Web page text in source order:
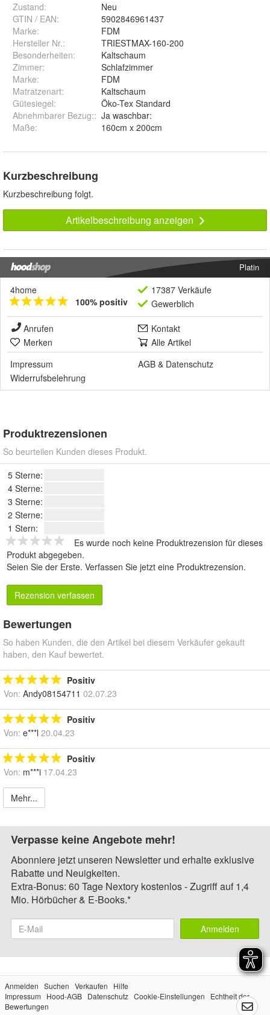
Zustand:
Neu
GTIN / EAN:
5902846961437
Marke:
FDM
Hersteller Nr.:
TRIESTMAX-160-200
Besonderheiten:
Kaltschaum
Zimmer:
Schlafzimmer
Marke:
FDM
Matratzenart:
Kaltschaum
Gütesiegel:
Öko-Tex Standard
Abnehmbarer Bezug:: Ja waschbar:
Maße: 160cm x 200cm
Kurzbeschreibung
Kurzbeschreibung folgt.
Artikelbeschreibung anzeigen
Platin
4home
100% positiv
17387 Verkäufe
Gewerblich
Anrufen
Kontakt
Merken
Alle Artikel
Impressum
AGB & Datenschutz
Widerrufsbelehrung
Produktrezensionen
So beurteilen Kunden dieses Produkt.
5 Sterne:
4 Sterne:
3 Sterne:
2 Sterne:
1 Stern:
Es wurde noch keine Produktrezension für dieses
Produkt abgegeben.
Seien Sie der Erste. Verfassen Sie jetzt eine Produktrezension.
Rezension verfassen
Bewertungen
So haben Kunden, die den Artikel bei diesem Verkäufer gekauft
haben, den Kauf bewertet.
Positiv
Von: Andy08154711 02.07.23
Positiv
Von: e***l 20.04.23
Positiv
Von: m***i 17.04.23
Mehr...
Verpasse keine Angebote mehr!
Abonniere jetzt unseren Newsletter und erhalte exklusive
Rabatte und Neuigkeiten.
Extra-Bonus: 60 Tage Nextory kostenlos - Zugriff auf 1,4
Mio. Hörbücher & E-Books.*
Anmelden
Anmelden Suchen Verkaufen
Hilfe
Impressum
Hood-AGB Datenschutz Cookie-Einstellungen
Echtheit der
Bewertungen